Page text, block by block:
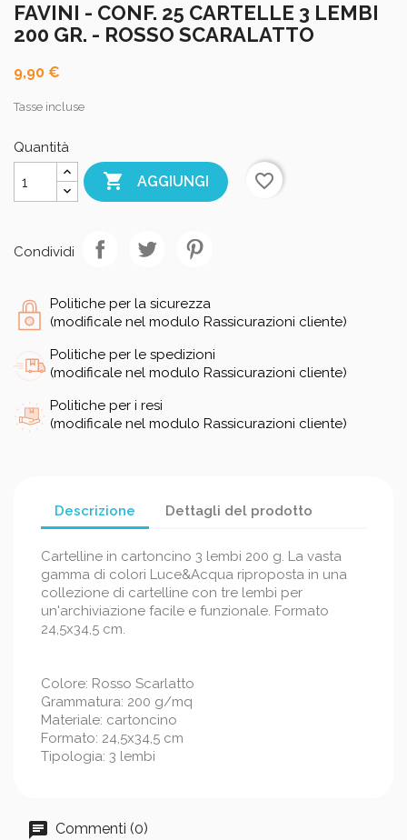
FAVINI - CONF. 25 CARTELLE 3 LEMBI
200 GR. - ROSSO SCARALATTO
9,90 €
Tasse incluse
Quantità
 AGGIUNGI favorite_border
Condividi
Politiche per la sicurezza
(modificale nel modulo Rassicurazioni cliente)
Politiche per le spedizioni
(modificale nel modulo Rassicurazioni cliente)
Politiche per i resi
(modificale nel modulo Rassicurazioni cliente)
Descrizione Dettagli del prodotto
Cartelline in cartoncino 3 lembi 200 g. La vasta
gamma di colori Luce&Acqua riproposta in una
collezione di cartelline con tre lembi per
un'archiviazione facile e funzionale. Formato
24,5x34,5 cm.
Colore: Rosso Scarlatto
Grammatura: 200 g/mq
Materiale: cartoncino
Formato: 24,5x34,5 cm
Tipologia: 3 lembi
Commenti (0)